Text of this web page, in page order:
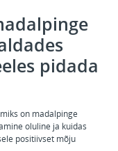
pidada
on madalpinge
oluline ja kuidas
positiivset mõju